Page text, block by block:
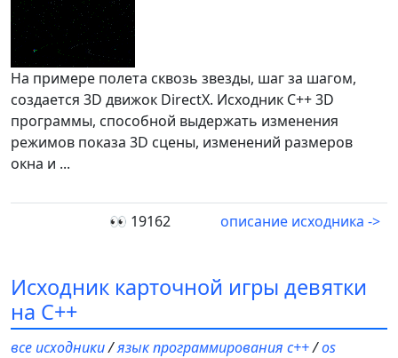
На примере полета сквозь звезды, шаг за шагом,
создается 3D движок DirectX. Исходник С++ 3D
программы, способной выдержать изменения
режимов показа 3D сцены, изменений размеров
окна и ...
👀 19162 описание исходника ->
Исходник карточной игры девятки
на С++
все исходники/язык программирования c++/os